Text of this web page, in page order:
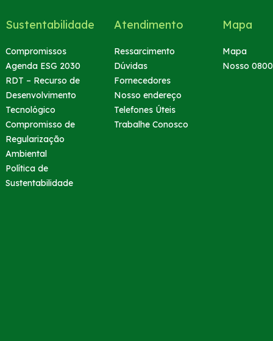
Sustentabilidade
Compromissos
Agenda ESG 2030
RDT – Recurso de
Desenvolvimento
Tecnológico
Compromisso de
Regularização
Ambiental
Política de
Sustentabilidade
Atendimento
Ressarcimento
Dúvidas
Fornecedores
Nosso endereço
Telefones Úteis
Trabalhe Conosco
Mapa
Mapa
Nosso 0800